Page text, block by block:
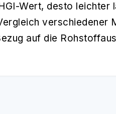
Wert, desto leichter
verschiedener
auf die